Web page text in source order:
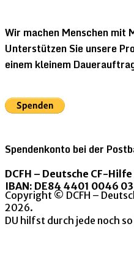
Wir machen Menschen mit
Unterstützen Sie unsere
einem kleinem
Spendenkonto bei der
DCFH – Deutsche CF-Hilfe
IBAN: DE84 4401 0046
Copyright © DCFH –
2026.
DU hilfst durch jede noch